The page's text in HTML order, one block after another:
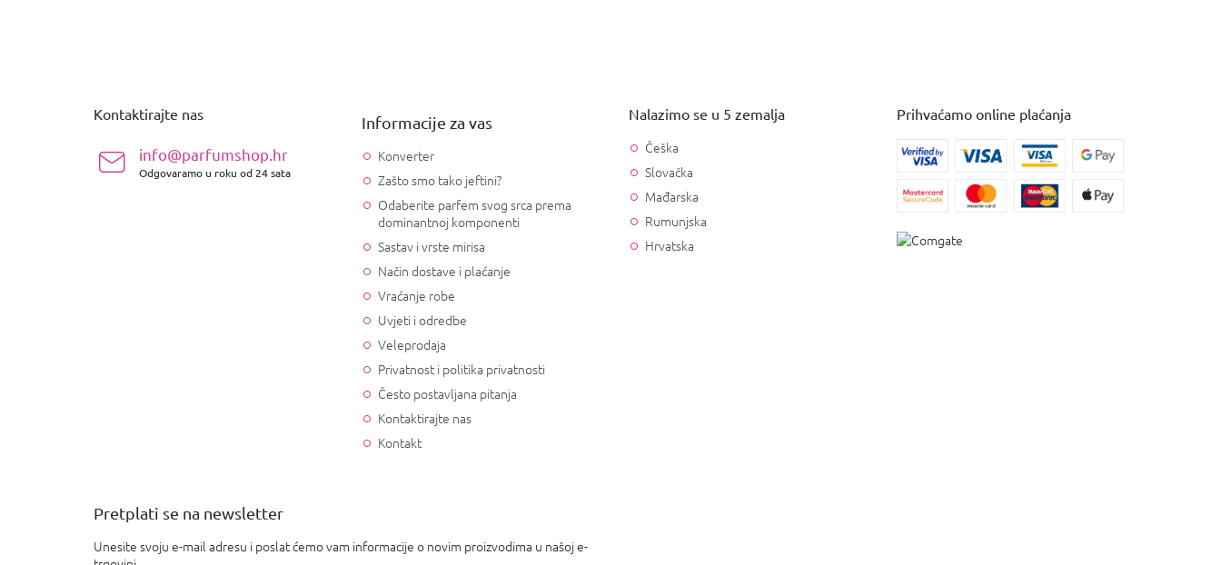
Kontaktirajte nas
info@parfumshop.hr
Odgovaramo u roku od 24 sata
Informacije za vas
Konverter
Zašto smo tako jeftini?
Odaberite parfem svog srca prema
dominantnoj komponenti
Sastav i vrste mirisa
Način dostave i plaćanje
Vraćanje robe
Uvjeti i odredbe
Veleprodaja
Privatnost i politika privatnosti
Često postavljana pitanja
Kontaktirajte nas
Kontakt
Nalazimo se u 5 zemalja
Češka
Slovačka
Mađarska
Rumunjska
Hrvatska
Prihvaćamo online plaćanja
Pretplati se na newsletter
Unesite svoju e-mail adresu i poslat ćemo vam informacije o novim proizvodima u našoj e-